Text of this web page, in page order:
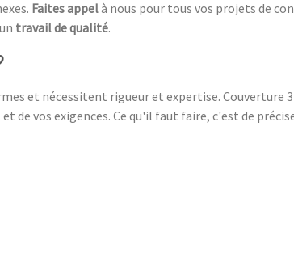
Faites appelà nous pour tous vos projets de
travail de qualité.
et nécessitent rigueur et expertise. Couverture
de vos exigences. Ce qu'il faut faire, c'est de